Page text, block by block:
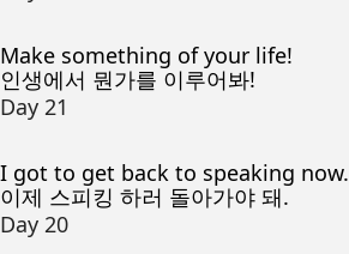
Make something of your life!
인생에서 뭔가를 이루어봐!
Day 21
I got to get back to speaking now.
이제 스피킹 하러 돌아가야 돼.
Day 20